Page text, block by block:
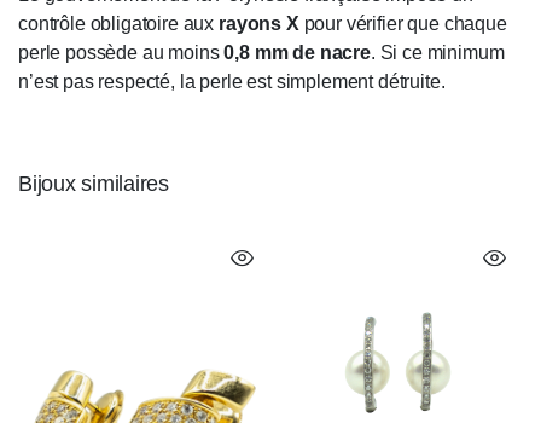
contrôle obligatoire aux rayons X pour vérifier que chaque
perle possède au moins0,8 mm de nacre. Si ce minimum
n’est pas respecté, la perle est simplement détruite.
Bijoux similaires